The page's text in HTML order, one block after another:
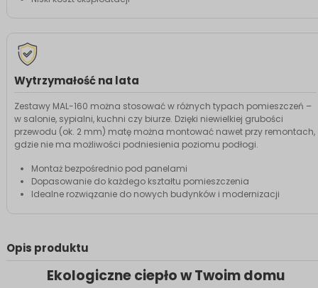
Wytrzymałość na lata
Zestawy MAL-160 można stosować w różnych typach pomieszczeń –
w salonie, sypialni, kuchni czy biurze. Dzięki niewielkiej grubości
przewodu (ok. 2 mm) matę można montować nawet przy remontach,
gdzie nie ma możliwości podniesienia poziomu podłogi.
Montaż bezpośrednio pod panelami
Dopasowanie do każdego kształtu pomieszczenia
Idealne rozwiązanie do nowych budynków i modernizacji
Opis produktu
Ekologiczne ciepło w Twoim domu